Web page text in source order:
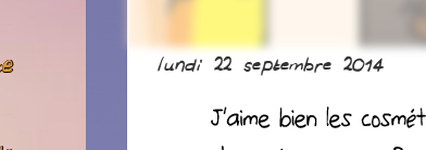
lundi 22 septembre 2014